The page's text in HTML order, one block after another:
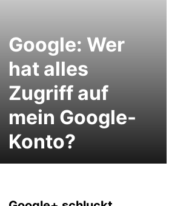
Google: Wer
hat alles
Zugriff auf
mein Google-
Konto?